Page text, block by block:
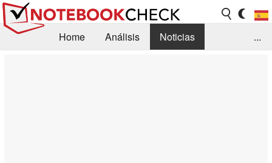
Home Análisis
Noticias
...